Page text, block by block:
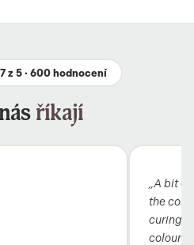
z 5 · 600 hodnocení
říkají
„A bit
the
curing
colour